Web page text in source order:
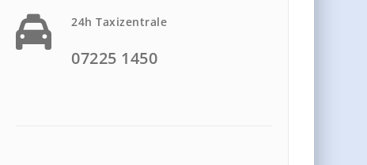
24h Taxizentrale
07225 1450